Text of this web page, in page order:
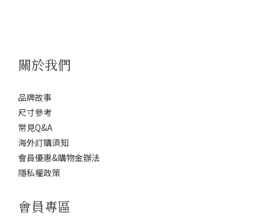
關於我們
品牌故事
尺寸參考
常見Q&A
海外訂購須知
會員優惠&購物金辦法
隱私權政策
會員專區